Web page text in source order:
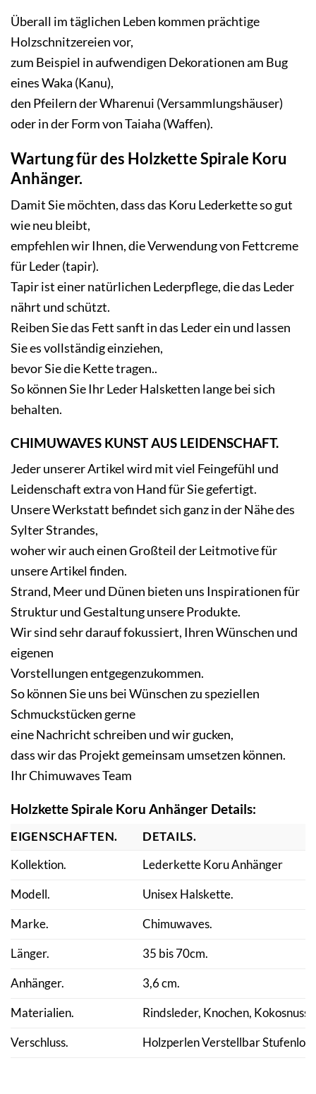
Überall im täglichen Leben kommen prächtige
Holzschnitzereien vor,
zum Beispiel in aufwendigen Dekorationen am Bug
eines Waka (Kanu),
den Pfeilern der Wharenui (Versammlungshäuser)
oder in der Form von Taiaha (Waffen).
Wartung für des Holzkette Spirale Koru
Anhänger.
Damit Sie möchten, dass das Koru Lederketteso gut
wie neu bleibt,
empfehlen wir Ihnen, die Verwendung von Fettcreme
für Leder (tapir).
Tapir ist einer natürlichen Lederpflege, die das Leder
nährt und schützt.
Reiben Sie das Fett sanft in das Leder ein und lassen
Sie es vollständig einziehen,
bevor Sie die Kette tragen..
So können Sie IhrLeder Halsketten lange bei sich
behalten.
CHIMUWAVES KUNST AUS LEIDENSCHAFT.
Jeder unserer Artikel wird mit viel Feingefühl und
Leidenschaft extra von Hand für Sie gefertigt.
Unsere Werkstatt befindet sich ganz in der Nähe des
Sylter Strandes,
woher wir auch einen Großteil der Leitmotive für
unsere Artikel finden.
Strand, Meer und Dünen bieten uns Inspirationen für
Struktur und Gestaltung unsere Produkte.
Wir sind sehr darauf fokussiert, Ihren Wünschen und
eigenen
Vorstellungen entgegenzukommen.
So können Sie uns bei Wünschen zu speziellen
Schmuckstücken gerne
eine Nachricht schreiben und wir gucken,
dass wir das Projekt gemeinsam umsetzen können.
Ihr Chimuwaves Team
Holzkette Spirale Koru Anhänger Details:
EIGENSCHAFTEN.
DETAILS.
Kollektion.
Lederkette Koru Anhänger
Modell. Unisex Halskette.
Marke. Chimuwaves.
Länger. 35 bis 70cm.
Anhänger. 3,6 cm.
Materialien. Rindsleder, Knochen, Kokosnuss
Verschluss. Holzperlen Verstellbar Stufenlos.